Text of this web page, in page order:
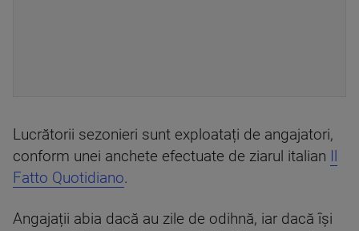
Lucrătorii sezonieri sunt exploatați de angajatori,
conform unei anchete efectuate de ziarul italian
Fatto Quotidiano.
Angajații abia dacă au zile de odihnă, iar dacă își